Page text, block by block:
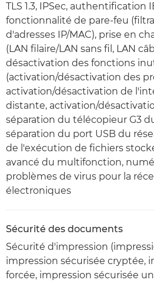
TLS 1.3, IPSec, authentification
fonctionnalité de pare-feu
d'adresses IP/MAC), prise en
(LAN filaire/LAN sans fil, LAN
désactivation des fonctions
(activation/désactivation des
activation/désactivation de
distante, activation/
séparation du télécopieur G3
séparation du port USB du
de l'exécution de fichiers
avancé du multifonction,
problèmes de virus pour la
électroniques
Sécurité des documents
Sécurité d'impression
impression sécurisée cryptée,
forcée, impression sécurisée